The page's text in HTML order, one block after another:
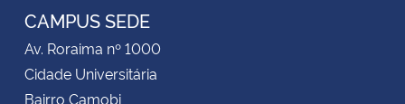
CAMPUS SEDE
Av. Roraima nº 1000
Cidade Universitária
Bairro Camobi